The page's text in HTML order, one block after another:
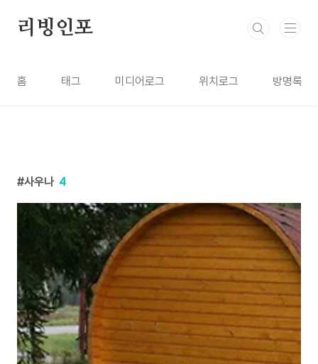
리빙인포
홈 태그 미디어로그 위치로그 방명록
사우나 4